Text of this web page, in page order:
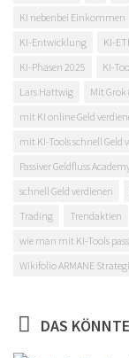
KI nebenbei Einkommen
KI-Entwicklung
KI-
KI-Phasen 2025
KI-
Lars Hattwig
Mit Grok
mit KI online Geld
mit KI-Tools schnell Geld
Passiver Geldfluss
schnell Geld verdienen
Trading
Trendaktien
wie man mit KI-Tools
Wikifolio ARMANE
DAS